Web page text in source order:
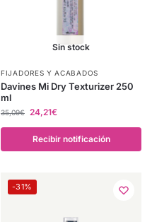
Sin stock
FIJADORES Y ACABADOS
Davines Mi Dry Texturizer 250
ml
35,09€ 24,21€
Recibir notificación
-31%